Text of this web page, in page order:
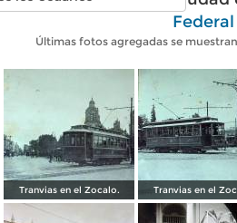
Federal
Últimas fotos agregadas se
Tranvias en el Zocalo. Tranvias en el